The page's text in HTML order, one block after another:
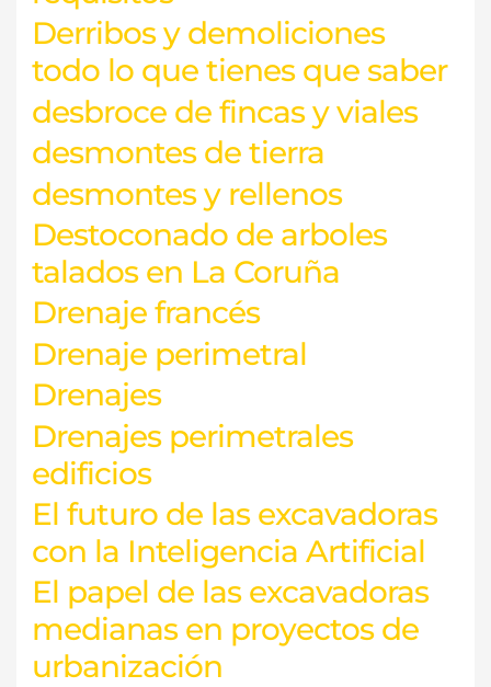
Derribos y demoliciones
todo lo que tienes que saber
desbroce de fincas y viales
desmontes de tierra
desmontes y rellenos
Destoconado de arboles
talados en La Coruña
Drenaje francés
Drenaje perimetral
Drenajes
Drenajes perimetrales
edificios
El futuro de las excavadoras
con la Inteligencia Artificial
El papel de las excavadoras
medianas en proyectos de
urbanización